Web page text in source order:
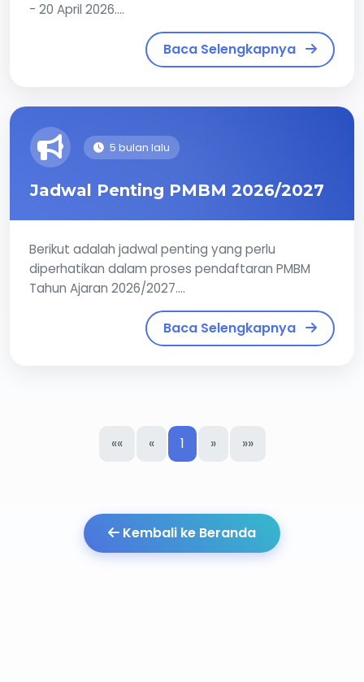
- 20 April 2026....
Baca Selengkapnya
5 bulan lalu
Jadwal Penting PMBM 2026/2027
Berikut adalah jadwal penting yang perlu
diperhatikan dalam proses pendaftaran PMBM
Tahun Ajaran 2026/2027....
Baca Selengkapnya
«« « 1 » »»
Kembali ke Beranda